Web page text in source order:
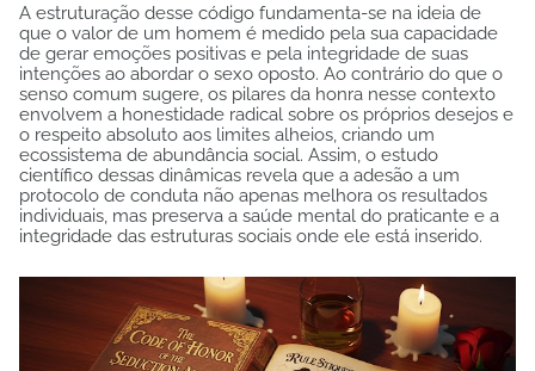
A estruturação desse código fundamenta-se na ideia de
que o valor de um homem é medido pela sua capacidade
de gerar emoções positivas e pela integridade de suas
intenções ao abordar o sexo oposto. Ao contrário do que o
senso comum sugere, os pilares da honra nesse contexto
envolvem a honestidade radical sobre os próprios desejos e
o respeito absoluto aos limites alheios, criando um
ecossistema de abundância social. Assim, o estudo
científico dessas dinâmicas revela que a adesão a um
protocolo de conduta não apenas melhora os resultados
individuais, mas preserva a saúde mental do praticante e a
integridade das estruturas sociais onde ele está inserido.